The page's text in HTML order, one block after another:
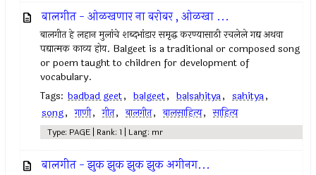
बालगीत - ओळखणार ना बरोबर , ओळखा ...
बालगीत हे लहान मुलांचे शब्दभांडार समृद्ध करण्यासाठी रचलेले गद्य अथवा
पद्यात्मक काव्य होय. Balgeet is a traditional or composed song
or poem taught to children for development of
vocabulary.
Tags: badbad geet, balgeet, balsahitya, sahitya,
song, गाणी, गीत, बालगीत, बालसाहित्य, साहित्य
Type: PAGE | Rank: 1 | Lang: mr
बालगीत - झुक झुक झुक झुक अगीनग...